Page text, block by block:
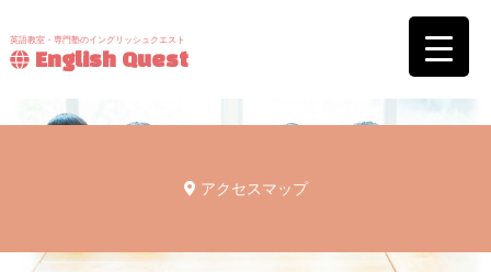
英語教室・専門塾のイングリッシュクエスト
English Quest
アクセスマップ